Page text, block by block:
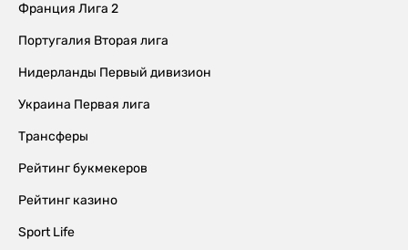
Франция Лига 2
Португалия Вторая лига
Нидерланды Первый дивизион
Украина Первая лига
Трансферы
Рейтинг букмекеров
Рейтинг казино
Sport Life